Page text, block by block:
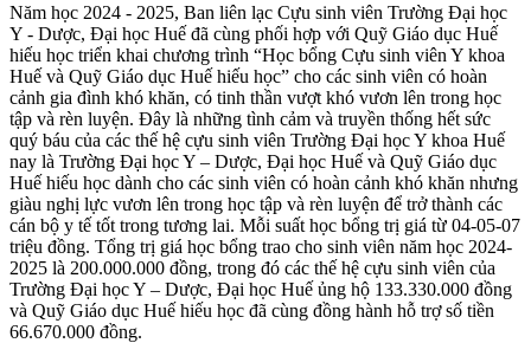
Năm học 2024 - 2025, Ban liên lạc Cựu sinh viên Trường Đại học
Y - Dược, Đại học Huế đã cùng phối hợp với Quỹ Giáo dục Huế
hiếu học triển khai chương trình “Học bổng Cựu sinh viên Y khoa
Huế và Quỹ Giáo dục Huế hiếu học” cho các sinh viên có hoàn
cảnh gia đình khó khăn, có tinh thần vượt khó vươn lên trong học
tập và rèn luyện. Đây là những tình cảm và truyền thống hết sức
quý báu của các thế hệ cựu sinh viên Trường Đại học Y khoa Huế
nay là Trường Đại học Y – Dược, Đại học Huế và Quỹ Giáo dục
Huế hiếu học dành cho các sinh viên có hoàn cảnh khó khăn nhưng
giàu nghị lực vươn lên trong học tập và rèn luyện để trở thành các
cán bộ y tế tốt trong tương lai. Mỗi suất học bổng trị giá từ 04-05-07
triệu đồng. Tổng trị giá học bổng trao cho sinh viên năm học 2024-
2025 là 200.000.000 đồng, trong đó các thế hệ cựu sinh viên của
Trường Đại học Y – Dược, Đại học Huế ủng hộ 133.330.000 đồng
và Quỹ Giáo dục Huế hiếu học đã cùng đồng hành hỗ trợ số tiền
66.670.000 đồng.